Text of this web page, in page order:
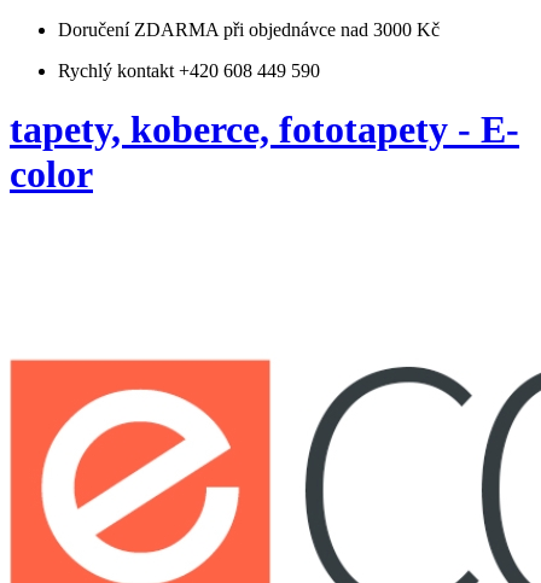
Doručení ZDARMA při objednávce nad 3000 Kč
Rychlý kontakt +420 608 449 590
tapety, koberce, fototapety - E-
color